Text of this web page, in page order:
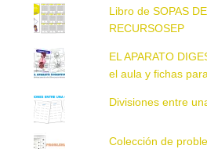
Libro de SOPAS
RECURSOSEP
EL APARATO
el aula y fichas
Divisiones entre
Colección de